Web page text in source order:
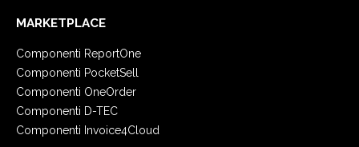
MARKETPLACE
Componenti ReportOne
Componenti PocketSell
Componenti OneOrder
Componenti D-TEC
Componenti Invoice4Cloud